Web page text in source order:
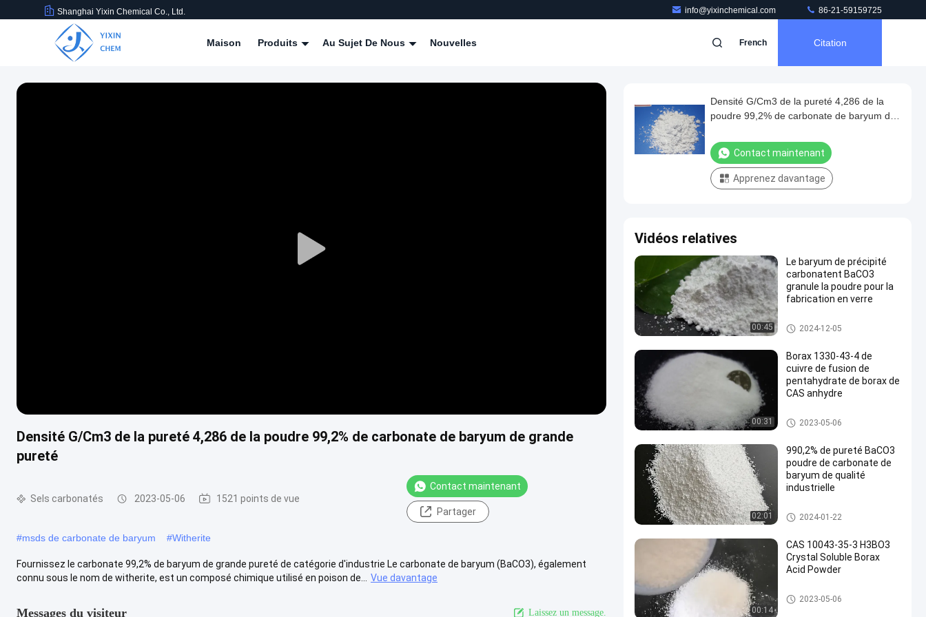
Shanghai Yixin Chemical Co., Ltd. info@yixinchemical.com 86-21-59159725
Maison Produits Au Sujet De Nous Nouvelles French Citation
Play
Densité G/Cm3 de la pureté 4,286 de la poudre 99,2% de carbonate de baryum de grande
pureté
Sels carbonatés 2023-05-06 1521 points de vue
Contact maintenant
Partager
#msds de carbonate de baryum #Witherite
Fournissez le carbonate 99,2% de baryum de grande pureté de catégorie d'industrie Le carbonate de baryum (BaCO3), également
connu sous le nom de witherite, est un composé chimique utilisé en poison de...
Vue davantage
Messages du visiteur Laissez un message.
Densité G/Cm3 de la pureté 4,286 de la
poudre 99,2% de carbonate de baryum de
Contact maintenant
Apprenez davantage
Vidéos relatives
00:45
Le baryum de précipité
carbonatent BaCO3
granule la poudre pour la
fabrication en verre
Barium Carbonate Powder
2024-12-05
00:31
Borax 1330-43-4 de
cuivre de fusion de
pentahydrate de borax de
CAS anhydre
Barium Carbonate Powder
2023-05-06
02:01
990,2% de pureté BaCO3
poudre de carbonate de
baryum de qualité
industrielle
Barium Carbonate Powder
2024-01-22
00:14
CAS 10043-35-3 H3BO3
Crystal Soluble Borax
Acid Powder
Barium Carbonate Powder
2023-05-06